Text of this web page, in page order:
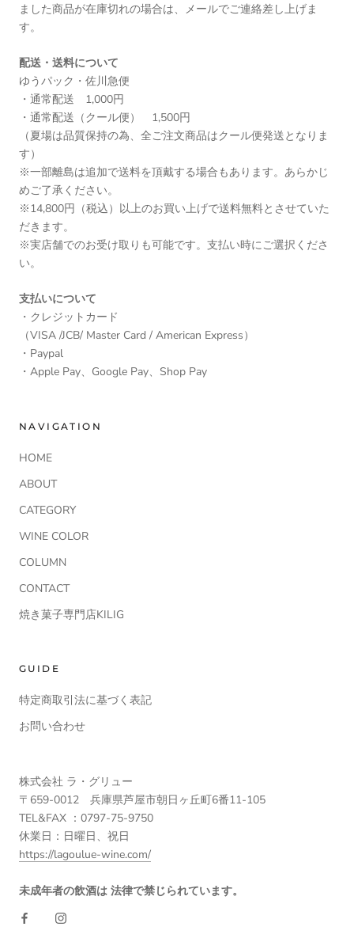
ました商品が在庫切れの場合は、メールでご連絡差し上げま
す。
配送・送料について
ゆうパック・佐川急便
・通常配送 1,000円
・通常配送（クール便） 1,500円
（夏場は品質保持の為、全ご注文商品はクール便発送となりま
す）
※一部離島は追加で送料を頂戴する場合もあります。あらかじ
めご了承ください。
※14,800円（税込）以上のお買い上げで送料無料とさせていた
だきます。
※実店舗でのお受け取りも可能です。支払い時にご選択くださ
い。
支払いについて
・クレジットカード
（VISA /JCB/ Master Card / American Express）
・Paypal
・Apple Pay、Google Pay、Shop Pay
NAVIGATION
HOME
ABOUT
CATEGORY
WINE COLOR
COLUMN
CONTACT
焼き菓子専門店KILIG
GUIDE
特定商取引法に基づく表記
お問い合わせ
株式会社 ラ・グリュー
〒659-0012 兵庫県芦屋市朝日ヶ丘町6番11-105
TEL&FAX ：0797-75-9750
休業日：日曜日、祝日
https://lagoulue-wine.com/
未成年者の飲酒は 法律で禁じられています。